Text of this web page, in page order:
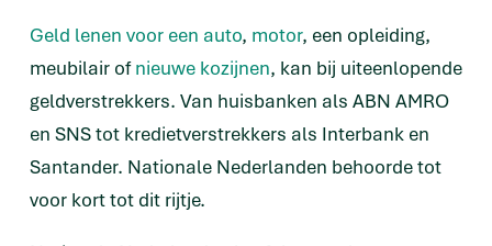
Geld lenen voor een auto, motor, een opleiding,
meubilair ofnieuwe kozijnen, kan bij uiteenlopende
geldverstrekkers. Van huisbanken als ABN AMRO
en SNS tot kredietverstrekkers als Interbank en
Santander. Nationale Nederlanden behoorde tot
voor kort tot dit rijtje.